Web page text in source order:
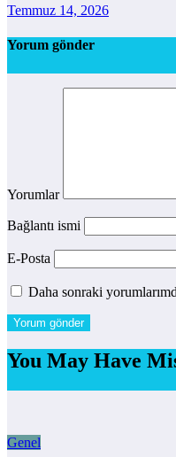
Temmuz 14, 2026
Yorum gönder
Yorumlar
Bağlantı ismi
E-Posta
Daha sonraki
You May Have
Genel